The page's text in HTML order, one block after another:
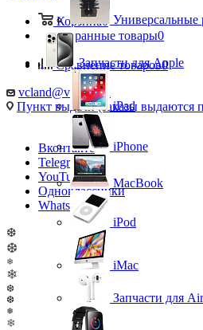
Корзина0
Избранные товары0
Сравнение товаров0
vcland@vcland.ru
Пункт выдачи (заказы выдаются
Вконтакте
Telegram
YouTube
Одноклассники
WhatsApp
❆
❆
❄
❄
❆
❆
❅
❄
Универсальные
Запчасти для Apple
iPad
iPhone
MacBook
iPod
iMac
Запчасти для